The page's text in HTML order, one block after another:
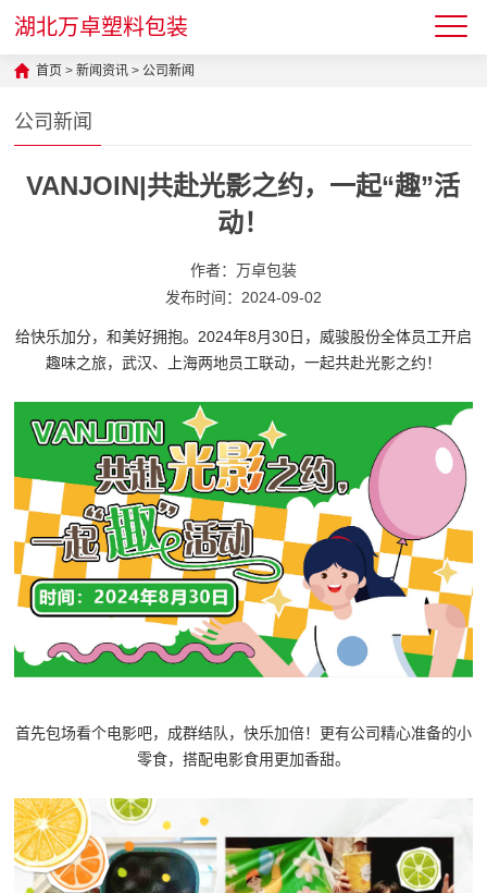
湖北万卓塑料包装
首页 >新闻资讯 >公司新闻
公司新闻
VANJOIN|共赴光影之约，一起“趣”活
动！
作者：万卓包装
发布时间：2024-09-02
给快乐加分，和美好拥抱。2024年8月30日，威骏股份全体员工开启
趣味之旅，武汉、上海两地员工联动，一起共赴光影之约！
首先包场看个电影吧，成群结队，快乐加倍！更有公司精心准备的小
零食，搭配电影食用更加香甜。